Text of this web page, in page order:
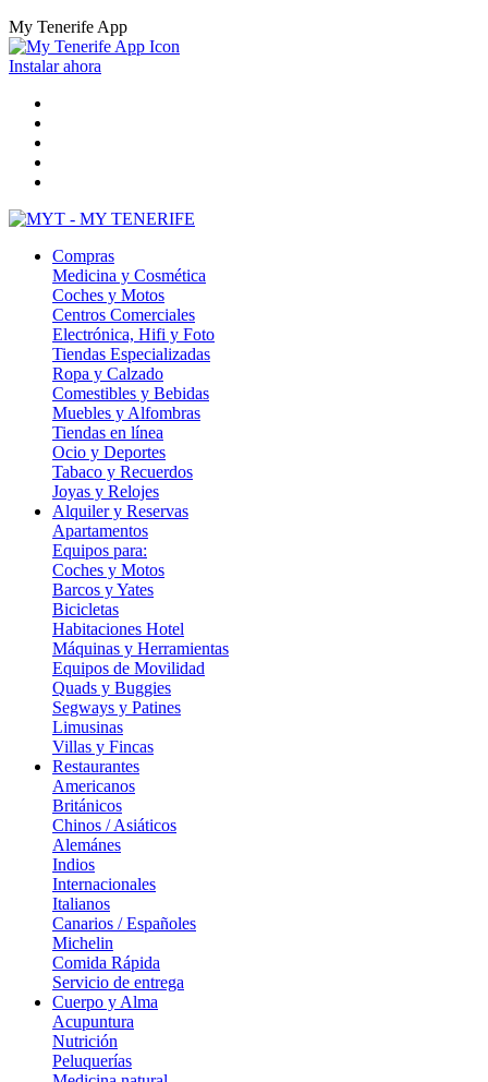
My Tenerife App
Instalar ahora
Compras
Medicina y Cosmética
Coches y Motos
Centros Comerciales
Electrónica, Hifi y Foto
Tiendas Especializadas
Ropa y Calzado
Comestibles y Bebidas
Muebles y Alfombras
Tiendas en línea
Ocio y Deportes
Tabaco y Recuerdos
Joyas y Relojes
Alquiler y Reservas
Apartamentos
Equipos para:
Coches y Motos
Barcos y Yates
Bicicletas
Habitaciones Hotel
Máquinas y Herramientas
Equipos de Movilidad
Quads y Buggies
Segways y Patines
Limusinas
Villas y Fincas
Restaurantes
Americanos
Británicos
Chinos / Asiáticos
Alemánes
Indios
Internacionales
Italianos
Canarios / Españoles
Michelin
Comida Rápida
Servicio de entrega
Cuerpo y Alma
Acupuntura
Nutrición
Peluquerías